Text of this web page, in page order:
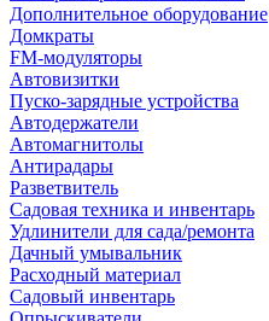
Дополнительное оборудование
Домкраты
FM-модуляторы
Автовизитки
Пуско-зарядные устройства
Автодержатели
Автомагнитолы
Антирадары
Разветвитель
Садовая техника и инвентарь
Удлинители для сада/ремонта
Дачный умывальник
Расходный материал
Садовый инвентарь